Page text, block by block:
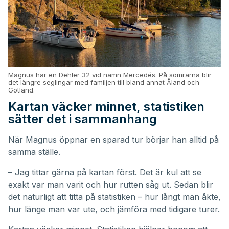
Magnus har en Dehler 32 vid namn Mercedés. På somrarna blir
det längre seglingar med familjen till bland annat Åland och
Gotland.
Kartan väcker minnet, statistiken
sätter det i sammanhang
När Magnus öppnar en sparad tur börjar han alltid på
samma ställe.
– Jag tittar gärna på kartan först. Det är kul att se
exakt var man varit och hur rutten såg ut. Sedan blir
det naturligt att titta på statistiken – hur långt man åkte,
hur länge man var ute, och jämföra med tidigare turer.